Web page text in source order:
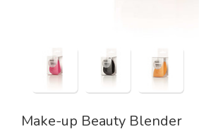
Make-up Beauty Blender